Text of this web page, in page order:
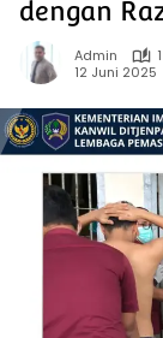
dengan
Admin
12 Juni 2025